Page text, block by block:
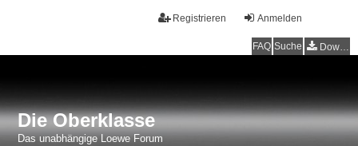
Anmelden
Registrieren
FAQ Suche Downloads
Die Oberklasse
Das unabhängige Loewe Forum